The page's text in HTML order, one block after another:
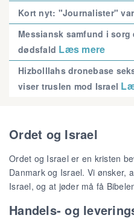
Kort nyt: "Journalister"
Messiansk samfund i
dødsfald Læs mere
Hizbolllahs dronebase
viser truslen mod Israel
Ordet og Israel
Ordet og Israel er en kristen
Danmark og Israel. Vi ønsker,
Israel, og at jøder må få
Handels- og